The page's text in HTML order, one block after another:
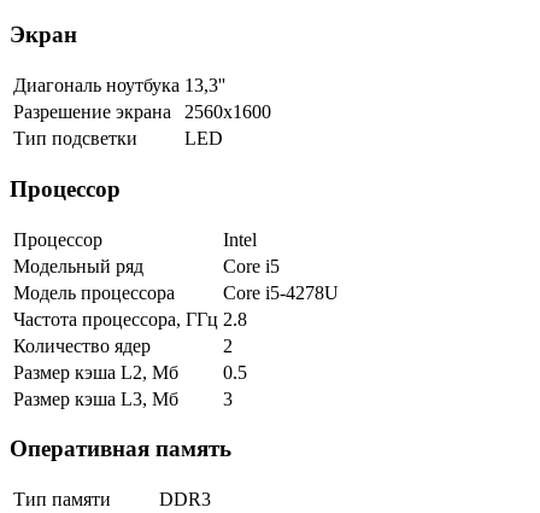
Экран
Диагональ ноутбука 13,3''
Разрешение экрана
2560x1600
Тип подсветки
LED
Процессор
Процессор
Intel
Модельный ряд
Core i5
Модель процессора
Core i5-4278U
Частота процессора, ГГц 2.8
Количество ядер
2
Размер кэша L2, Мб
0.5
Размер кэша L3, Мб
3
Оперативная память
Тип памяти
DDR3